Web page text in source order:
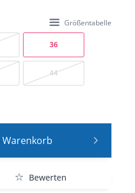
Größentabelle
36
44
Warenkorb
Bewerten